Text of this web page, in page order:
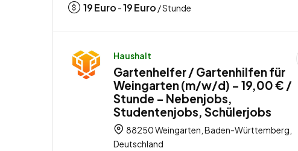
19Euro -19Euro / Stunde
Haushalt
Gartenhelfer / Gartenhilfen für
Weingarten (m/w/d) – 19,00 € /
Stunde – Nebenjobs,
Studentenjobs, Schülerjobs
88250 Weingarten, Baden-Württemberg,
Deutschland